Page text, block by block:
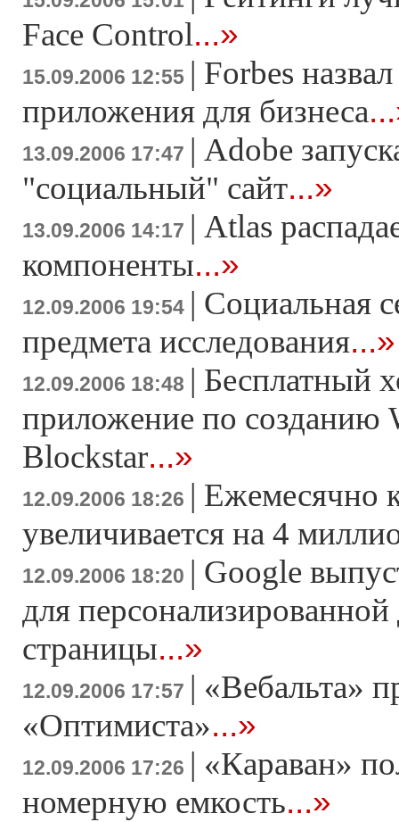
Face Control...»
15.09.2006 12:55 | Forbes
приложения для бизнеса
13.09.2006 17:47 | Adobe
"социальный" сайт...»
13.09.2006 14:17 | Atlas
компоненты...»
12.09.2006 19:54 | Социальная
предмета исследования...»
12.09.2006 18:48 | Бесплатный
приложение по созданию
Blockstar...»
12.09.2006 18:26 | Ежемесячно
увеличивается на 4
12.09.2006 18:20 | Google
для
страницы...»
12.09.2006 17:57 | «Вебальта»
«Оптимиста»...»
12.09.2006 17:26 | «Караван»
номерную емкость...»